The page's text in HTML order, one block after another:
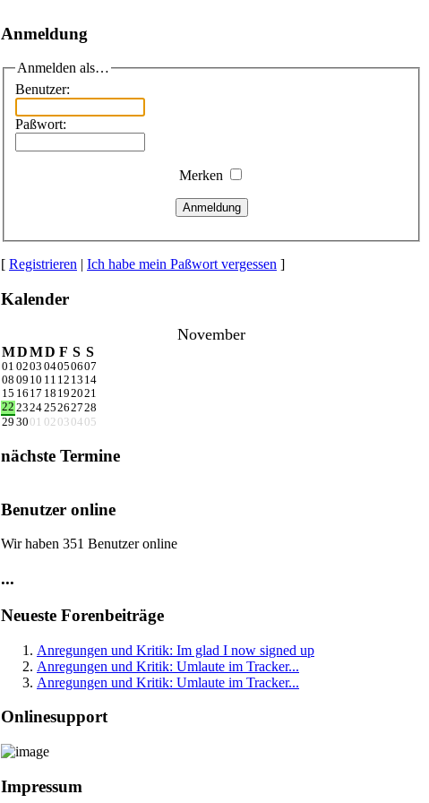
Anmeldung
Anmelden als…
Benutzer:
Paßwort:
Merken
Anmeldung
[ Registrieren | Ich habe mein Paßwort vergessen ]
Kalender
November
MDMD F S S
01 0203 04050607
08 09 10 11 12 13 14
15 16 17 18 192021
22 232425262728
29 30 01 02 03 04 05
nächste Termine
Benutzer online
Wir haben 351 Benutzer online
...
Neueste Forenbeiträge
Anregungen und Kritik: Im glad I now signed up
Anregungen und Kritik: Umlaute im Tracker...
Anregungen und Kritik: Umlaute im Tracker...
Onlinesupport
Impressum